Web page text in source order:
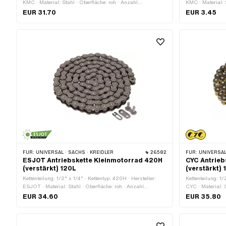
KMC · Material: Stahl · Oberfläche: roh · Anzahl
Kettenglieder: 144 Stk. · Abrollumfang: 1829 mm ·
EUR 31.70
KMC · Material:
Kettenglieder: 1
EUR 3.45
FÜR: UNIVERSAL · SACHS · KREIDLER 26582
ESJOT Antriebskette Kleinmotorrad 420H
(verstärkt) 120L
Kettenteilung: 1/2" x 1/4" · Kettentyp: 420H · Hersteller:
ESJOT · Material: Stahl · Oberfläche: roh · Anzahl
Kettenglieder: 120 Stk. · Abrollumfang: 1524 mm ·
EUR 34.60
FÜR: UNIVERSAL · PUCH ·
CYC
(verstärkt)
Kettenteilung: 1/
CYC · Material:
Farbe: schwarz
EUR 35.80